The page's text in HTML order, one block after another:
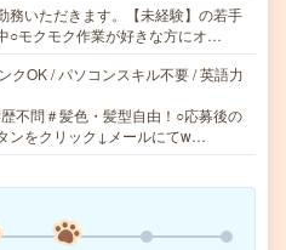
務いただきます。【未経験】の若手
○モクモク作業が好きな方にオ…
クOK / パソコンスキル不要 / 英語力
不問＃髪色・髪型自由！○応募後の
ンをクリック↓メールにてw…